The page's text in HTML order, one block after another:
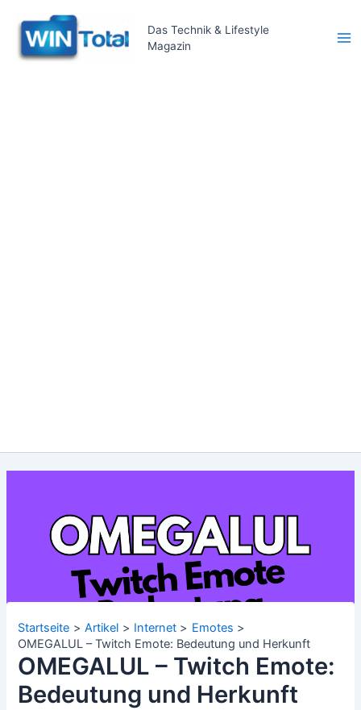
Inhalt
springen
Das Technik & Lifestyle
Magazin
Startseite Artikel Internet
Emotes
OMEGALUL – Twitch Emote: Bedeutung und Herkunft
OMEGALUL – Twitch Emote:
Bedeutung und Herkunft